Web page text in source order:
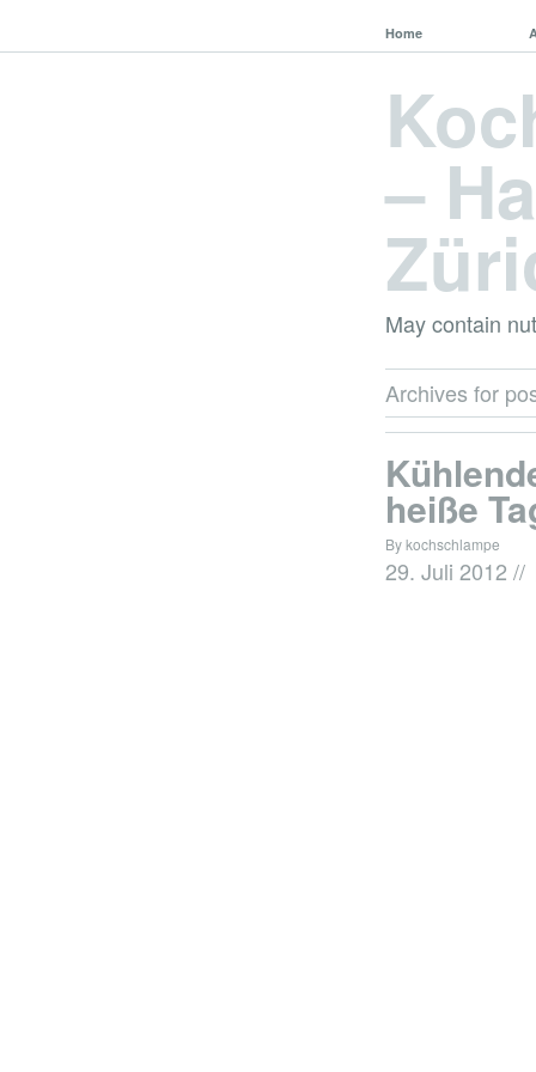
Home
–
May contain
Archives for
heiße
By kochschlampe
29. Juli 2012 //